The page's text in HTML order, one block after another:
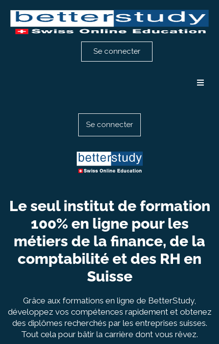
À propos
Entretien conseil
Se connecter
Se connecter
Le seul institut de formation
100% en ligne pour les
métiers de la finance, de la
comptabilité et des RH en
Suisse
Grâce aux formations en ligne de BetterStudy,
développez vos compétences rapidement et obtenez
des diplômes recherchés par les entreprises suisses.
Tout cela pour bâtir la carrière dont vous rêvez.